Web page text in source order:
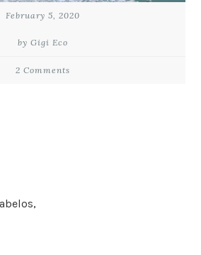
February 5, 2020
by Gigi Eco
2 Comments